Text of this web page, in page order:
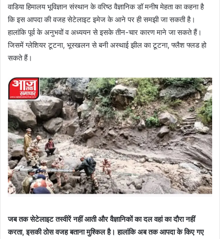
वाडिया हिमालय भूविज्ञान संस्थान के वरिष्ठ वैज्ञानिक डॉ मनीष मेहता का कहना है
कि इस आपदा की वजह सेटेलाइट इमेज के आने पर ही समझी जा सकती है।
हालांकि पूर्व के अनुभवों व अध्ययन से इसके तीन-चार कारण माने जा सकते हैं।
जिसमें ग्लेशियर टूटना, भूस्खलन से बनी अस्थाई झील का टूटना, फ्लैश फ्लड हो
सकते हैं।
जब तक सेटेलाइट तस्वीरें नहीं आती और वैज्ञानिकों का दल वहां का दौरा नहीं
करता, इसकी ठोस वजह बताना मुश्किल है। हालांकि अब तक आपदा के किए गए